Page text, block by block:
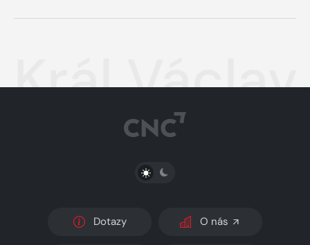
Král Václav
PŘEPNOUT SVĚTLÝ/TMAVÝ REŽIM
Dotazy O nás